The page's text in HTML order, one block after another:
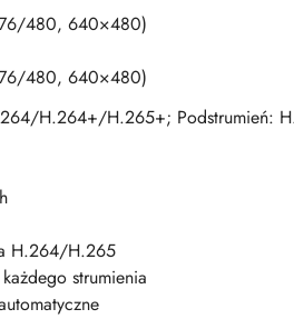
480, 640×480)
480, 640×480)
H.264+/H.265+; Podstrumień:
H.264/H.265
strumienia